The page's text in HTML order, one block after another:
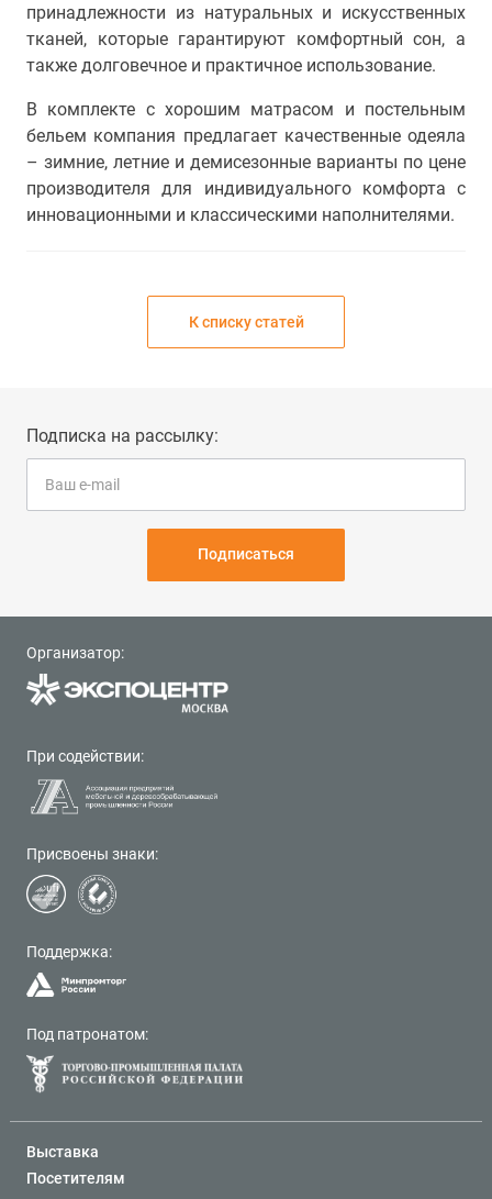
принадлежности из натуральных и искусственных
тканей, которые гарантируют комфортный сон, а
также долговечное и практичное использование.
В комплекте с хорошим матрасом и постельным
бельем компания предлагает качественные одеяла
– зимние, летние и демисезонные варианты по цене
производителя для индивидуального комфорта с
инновационными и классическими наполнителями.
К списку статей
Подписка на рассылку:
Подписаться
Организатор:
При содействии:
Присвоены знаки:
Поддержка:
Под патронатом:
Выставка
Посетителям